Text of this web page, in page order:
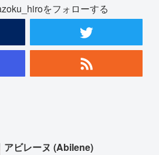
をフォローする
アビレーヌ (Abilene)